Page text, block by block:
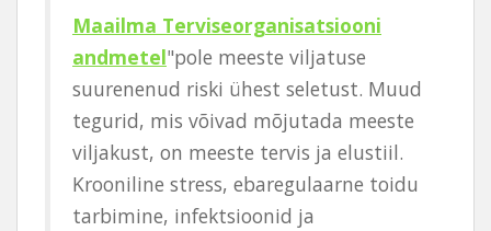
Maailma Terviseorganisatsiooni
andmetel"pole meeste viljatuse
suurenenud riski ühest seletust. Muud
tegurid, mis võivad mõjutada meeste
viljakust, on meeste tervis ja elustiil.
Krooniline stress, ebaregulaarne toidu
tarbimine, infektsioonid ja